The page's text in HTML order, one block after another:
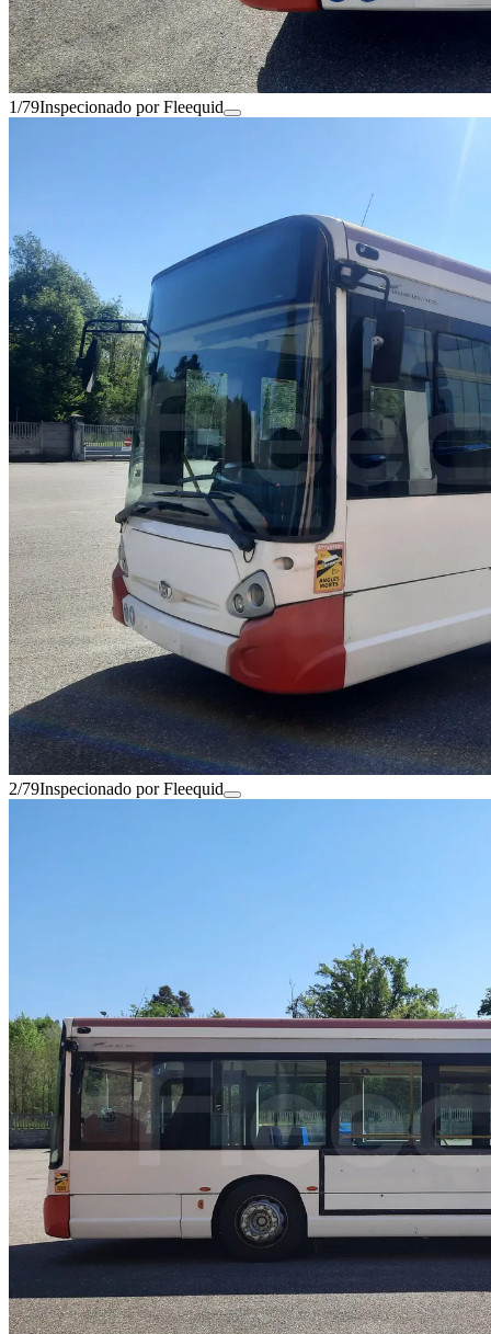
1/79Inspecionado por Fleequid
2/79Inspecionado por Fleequid